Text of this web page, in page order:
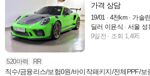
가격 상담
19/01 4천km
가솔린
딜러 이윤식
서울 성
9일전
조회 1,495
520마력 RR
직수/금융리스/보험0원/바이작패키지/전체PPF/보